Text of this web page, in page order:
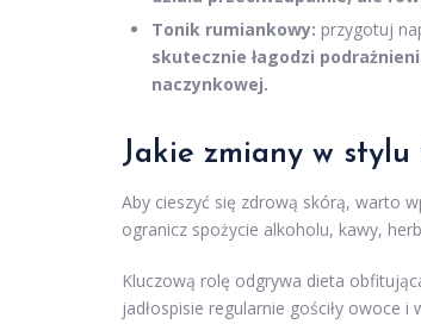
Tonik rumiankowy: przygotuj
skutecznie łagodzi
naczynkowej.
Jakie zmiany w
Aby cieszyć się zdrową skórą, warto
ogranicz spożycie alkoholu, kawy,
Kluczową rolę odgrywa dieta
jadłospisie regularnie gościły owoce i